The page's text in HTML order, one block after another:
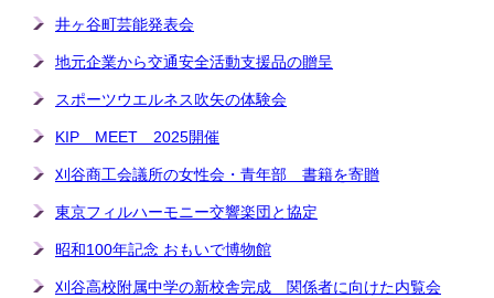
井ヶ谷町芸能発表会
地元企業から交通安全活動支援品の贈呈
スポーツウエルネス吹矢の体験会
KIP MEET 2025開催
刈谷商工会議所の女性会・青年部 書籍を寄贈
東京フィルハーモニー交響楽団と協定
昭和100年記念 おもいで博物館
刈谷高校附属中学の新校舎完成 関係者に向けた内覧会